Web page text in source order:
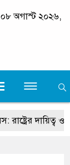
অগাস্ট ২০২৬,
দায়িত্ব ও